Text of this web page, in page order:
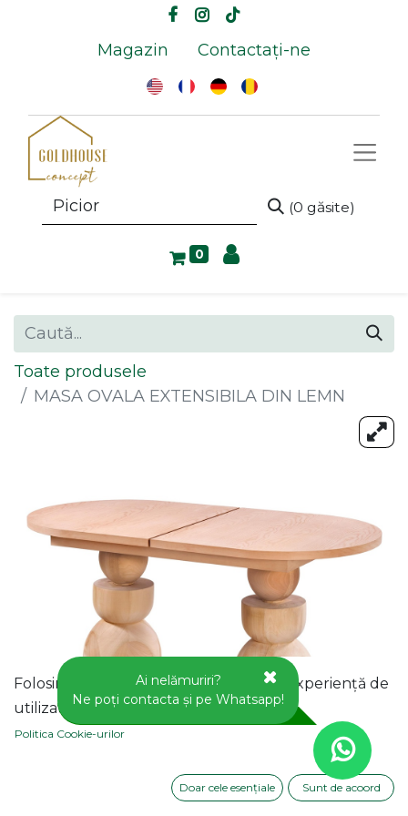
Magazin Contactați-ne
(0 găsite)
0
Toate produsele
MASA OVALA EXTENSIBILA DIN LEMN
Folosim cookie-uri pentru a vă oferi o experiență de
utilizator mai bună pe acest site web.
Politica Cookie-urilor
Doar cele esențiale Sunt de acoord
Ai nelămuriri?
Ne poți contacta și pe Whatsapp!